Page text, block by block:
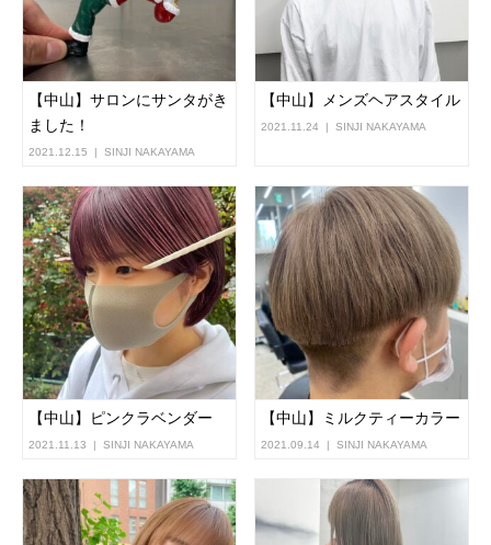
【中山】サロンにサンタがき
ました！
2021.12.15 SINJI NAKAYAMA
【中山】メンズヘアスタイル
2021.11.24 SINJI NAKAYAMA
【中山】ピンクラベンダー
2021.11.13 SINJI NAKAYAMA
【中山】ミルクティーカラー
2021.09.14 SINJI NAKAYAMA